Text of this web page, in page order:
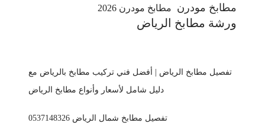
مطابخ مودرن مطابخ مودرن 2026
ورشة مطابخ الرياض
تفصيل مطابخ الرياض | أفضل فني تركيب مطابخ بالرياض مع
دليل شامل لأسعار وأنواع مطابخ الرياض
تفصيل مطابخ شمال الرياض 0537148326